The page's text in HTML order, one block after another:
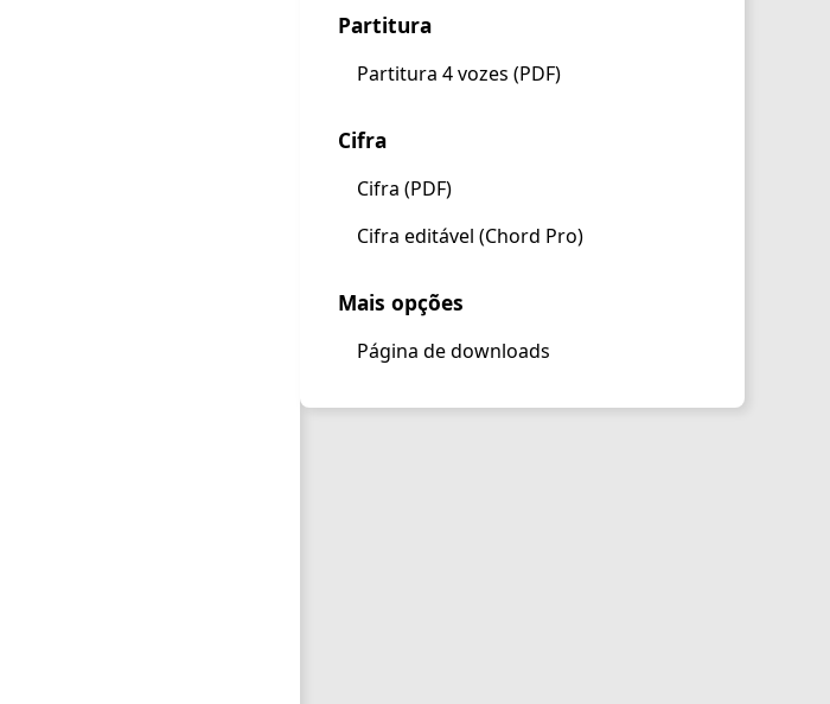
Partitura
Partitura 4 vozes (PDF)
Cifra
Cifra (PDF)
Cifra editável (Chord Pro)
Mais opções
Página de downloads